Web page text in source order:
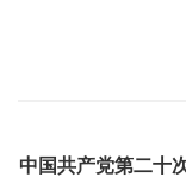
中国共产党第二十